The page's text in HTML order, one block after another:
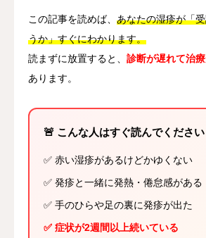
この記事を読めば、 あなたの湿疹が「
うか」すぐにわかります。
読まずに放置すると、 診断が遅れて治
あります。
🚨 こんな人はすぐ読んでください
✅ 赤い湿疹があるけどかゆくない
✅ 発疹と一緒に発熱・倦怠感がある
✅ 手のひらや足の裏に発疹が出た
✅ 症状が2週間以上続いている